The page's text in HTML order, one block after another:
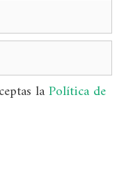
laPolítica de